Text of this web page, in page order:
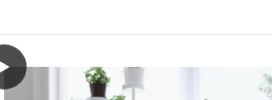
play
METOD / MAXIMERA Benkeskap 4 fr/2 l/3 m